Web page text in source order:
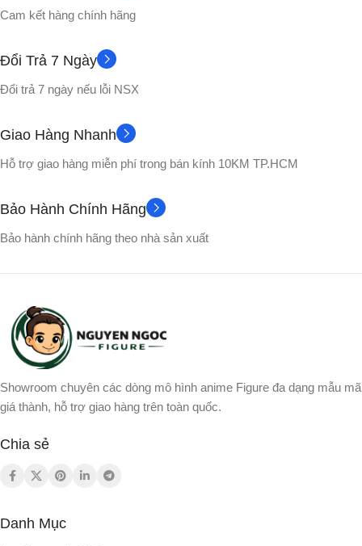
Cam kết hàng chính hãng
Đổi Trả 7 Ngày
Đổi trả 7 ngày nếu lỗi NSX
Giao Hàng Nhanh
Hỗ trợ giao hàng miễn phí trong bán kính 10KM TP.HCM
Bảo Hành Chính Hãng
Bảo hành chính hãng theo nhà sản xuất
Showroom chuyên các dòng mô hình anime Figure đa dạng mẫu mã
giá thành, hỗ trợ giao hàng trên toàn quốc.
Chia sẻ
Danh Mục